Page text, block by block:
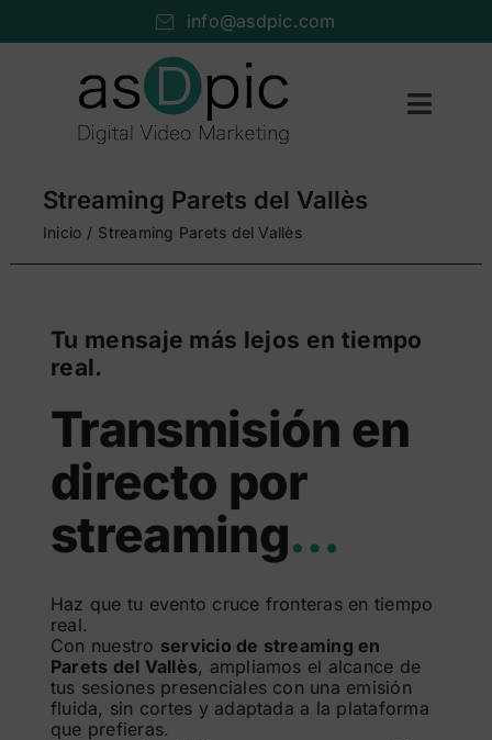
info@asdpic.com
Toggle
Producción audiovisual
Portfolio
Nosotros
Cuéntanos…
Buscar:
Streaming Parets del Vallès
Inicio Streaming Parets del Vallès
Tu mensaje más lejos en tiempo
real.
Transmisión en
directo por
streaming…
Haz que tu evento cruce fronteras en tiempo
real.
Con nuestro servicio de streaming en
Parets del Vallès, ampliamos el alcance de
tus sesiones presenciales con una emisión
fluida, sin cortes y adaptada a la plataforma
que prefieras.